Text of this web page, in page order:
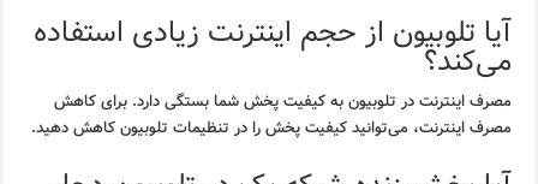
آیا تلوبیون از حجم اینترنت زیادی استفاده
می‌کند؟
مصرف اینترنت در تلوبیون به کیفیت پخش شما بستگی دارد. برای کاهش
مصرف اینترنت، می‌توانید کیفیت پخش را در تنظیمات تلوبیون کاهش دهید.